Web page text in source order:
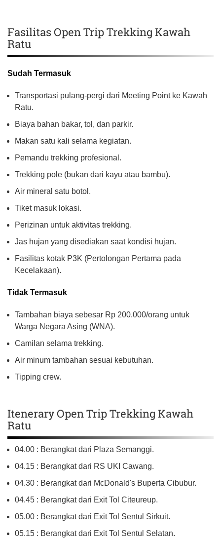
Fasilitas Open Trip Trekking Kawah
Ratu
Sudah Termasuk
Transportasi pulang-pergi dari Meeting Point ke Kawah
Ratu.
Biaya bahan bakar, tol, dan parkir.
Makan satu kali selama kegiatan.
Pemandu trekking profesional.
Trekking pole (bukan dari kayu atau bambu).
Air mineral satu botol.
Tiket masuk lokasi.
Perizinan untuk aktivitas trekking.
Jas hujan yang disediakan saat kondisi hujan.
Fasilitas kotak P3K (Pertolongan Pertama pada
Kecelakaan).
Tidak Termasuk
Tambahan biaya sebesar Rp 200.000/orang untuk
Warga Negara Asing (WNA).
Camilan selama trekking.
Air minum tambahan sesuai kebutuhan.
Tipping crew.
Itenerary Open Trip Trekking Kawah
Ratu
04.00 : Berangkat dari Plaza Semanggi.
04.15 : Berangkat dari RS UKI Cawang.
04.30 : Berangkat dari McDonald's Buperta Cibubur.
04.45 : Berangkat dari Exit Tol Citeureup.
05.00 : Berangkat dari Exit Tol Sentul Sirkuit.
05.15 : Berangkat dari Exit Tol Sentul Selatan.